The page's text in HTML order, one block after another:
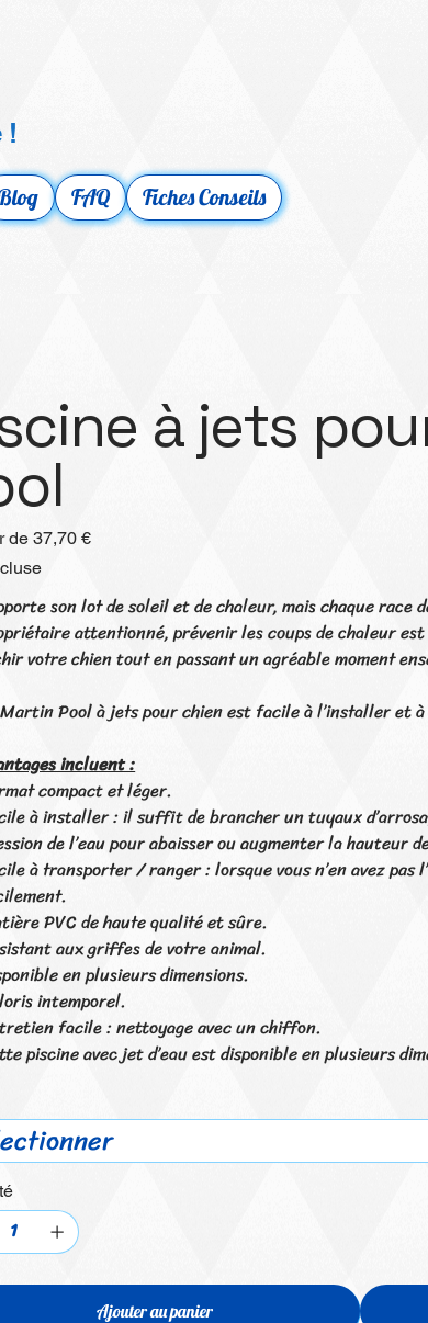
!
FAQ Fiches Conseils
à jets
de Prix
37,70 €
son lot de soleil et de chaleur, mais chaque
attentionné, prévenir les coups de chaleur
votre chien tout en passant un agréable moment
Pool à jets pour chien est facile à l’installer et
incluent :
compact et léger.
à installer : il suffit de brancher un tuyaux
de l’eau pour abaisser ou augmenter la hauteur
à transporter / ranger : lorsque vous n’en avez
PVC de haute qualité et sûre.
aux griffes de votre animal.
en plusieurs dimensions.
intemporel.
facile : nettoyage avec un chiffon.
piscine avec jet d’eau est disponible en plusieurs
Ajouter au panier